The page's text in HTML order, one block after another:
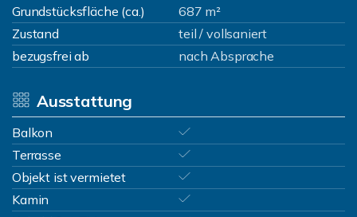
Grundstücksfläche (ca.)
687 m²
Zustand
teil / vollsaniert
bezugsfrei ab
nach Absprache
Ausstattung
Balkon
Terrasse
Objekt ist vermietet
Kamin